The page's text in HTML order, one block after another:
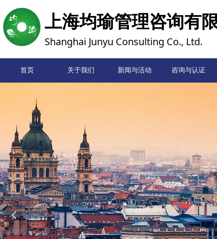
넳
首页
首页 关于我们 新闻与活动 咨询与认证
上海均瑜管理咨询有
Shanghai Junyu Consulting Co., Ltd.